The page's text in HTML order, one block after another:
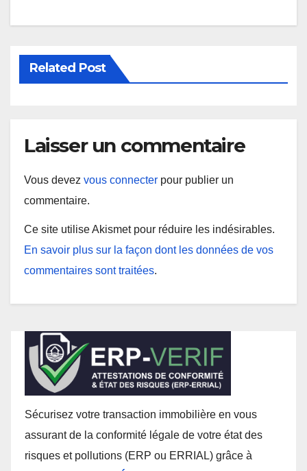
Related Post
Laisser un commentaire
Vous devez vous connecter pour publier un
commentaire.
Ce site utilise Akismet pour réduire les indésirables.
En savoir plus sur la façon dont les données de vos
commentaires sont traitées.
Sécurisez votre transaction immobilière en vous
assurant de la conformité légale de votre état des
risques et pollutions (ERP ou ERRIAL) grâce à